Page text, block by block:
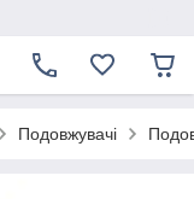
Подовжувачі